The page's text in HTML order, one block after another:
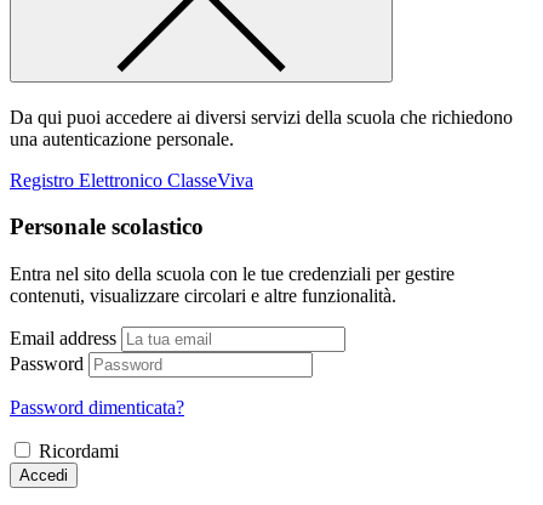
Da qui puoi accedere ai diversi servizi della scuola che richiedono
una autenticazione personale.
Registro Elettronico ClasseViva
Personale scolastico
Entra nel sito della scuola con le tue credenziali per gestire
contenuti, visualizzare circolari e altre funzionalità.
Email address
Password
Password dimenticata?
Ricordami
Accedi